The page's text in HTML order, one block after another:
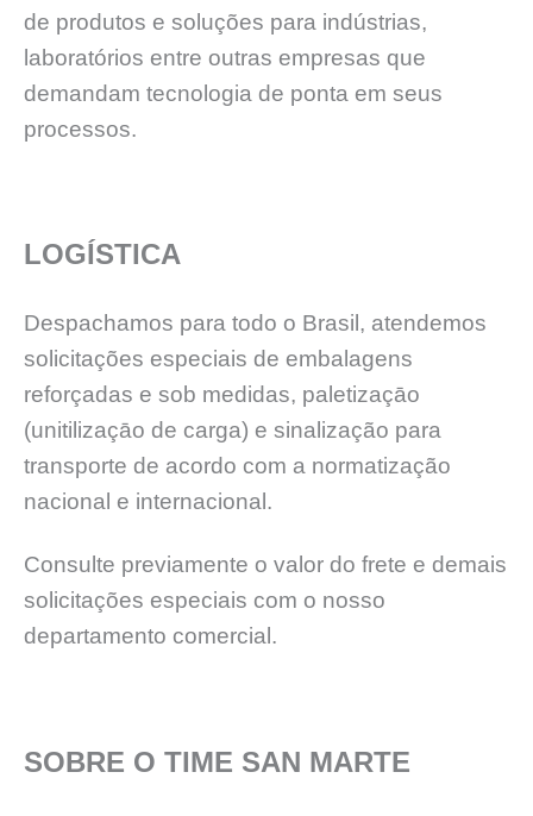
de produtos e soluções para indústrias,
laboratórios entre outras empresas que
demandam tecnologia de ponta em seus
processos.
LOGÍSTICA
Despachamos para todo o Brasil, atendemos
solicitações especiais de embalagens
reforçadas e sob medidas, paletizaçāo
(unitilizaçāo de carga) e sinalização para
transporte de acordo com a normatização
nacional e internacional.
Consulte previamente o valor do frete e demais
solicitações especiais com o nosso
departamento comercial.
SOBRE O TIME SAN MARTE